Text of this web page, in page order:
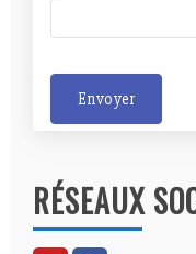
Envoyer
t
e
RÉSEAUX